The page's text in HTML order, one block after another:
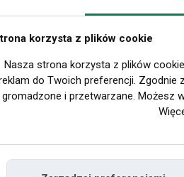
Oferty pracy
w tym
korzysta z plików cookie
Nasza strona korzysta z plików
do Twoich preferencji. Zgodnie
gromadzone i przetwarzane. Możesz